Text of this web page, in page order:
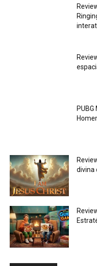
divina